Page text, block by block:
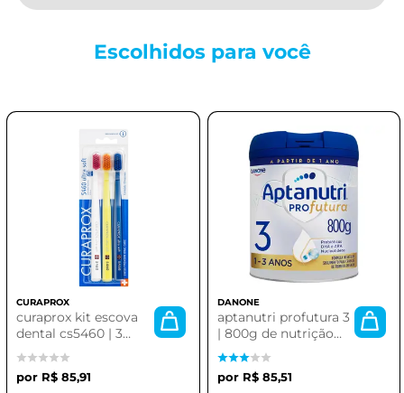
Escolhidos para você
CURAPROX
curaprox kit escova
dental cs5460 | 3
escovas
R$ 85,91
DANONE
aptanutri profutura 3
| 800g de nutrição
avançada
R$ 85,51